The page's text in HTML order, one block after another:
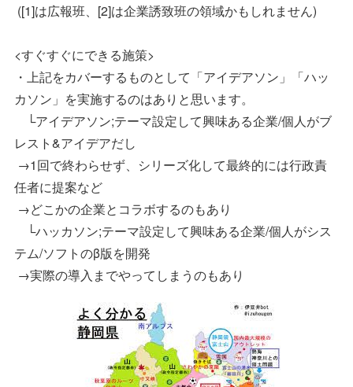
([1]は広報班、[2]は企業誘致班の領域かもしれません)
<すぐすぐにできる施策>
・上記をカバーするものとして「アイデアソン」「ハッ
カソン」を実施するのはありと思います。
└アイデアソン;テーマ設定して興味ある企業/個人がブ
レスト&アイデアだし
→1回で終わらせず、シリーズ化して最終的には行政責
任者に提案など
→どこかの企業とコラボするのもあり
└ハッカソン;テーマ設定して興味ある企業/個人がシス
テム/ソフトのβ版を開発
→実際の導入までやってしまうのもあり